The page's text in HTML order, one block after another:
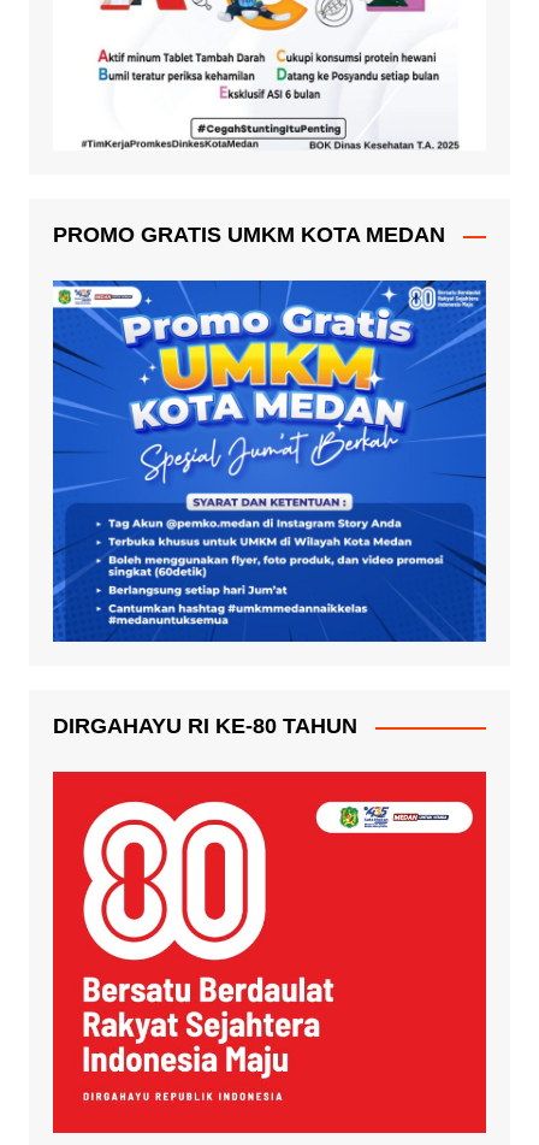
PROMO GRATIS UMKM KOTA MEDAN
DIRGAHAYU RI KE-80 TAHUN